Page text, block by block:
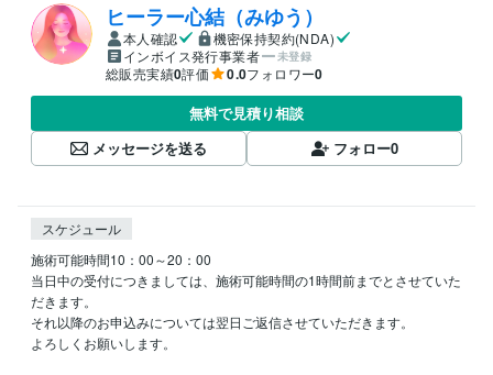
ヒーラー心結（みゆう）
本人確認
機密保持契約(NDA)
インボイス発行事業者
未登録
総販売実績0評価 0.0フォロワー0
無料で見積り相談
メッセージを送る
フォロー0
スケジュール
施術可能時間10：00～20：00
当日中の受付につきましては、施術可能時間の1時間前までとさせていた
だきます。
それ以降のお申込みについては翌日ご返信させていただきます。
よろしくお願いします。